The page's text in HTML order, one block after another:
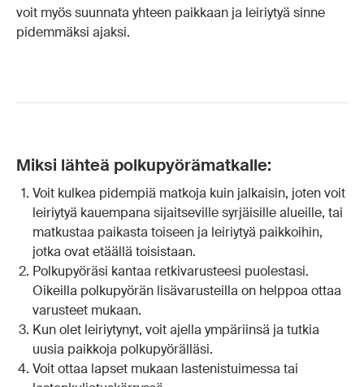
voit myös suunnata yhteen paikkaan ja leiriytyä sinne
pidemmäksi ajaksi.
Miksi lähteä polkupyörämatkalle:
Voit kulkea pidempiä matkoja kuin jalkaisin, joten voit
leiriytyä kauempana sijaitseville syrjäisille alueille, tai
matkustaa paikasta toiseen ja leiriytyä paikkoihin,
jotka ovat etäällä toisistaan.
Polkupyöräsi kantaa retkivarusteesi puolestasi.
Oikeilla polkupyörän lisävarusteilla on helppoa ottaa
varusteet mukaan.
Kun olet leiriytynyt, voit ajella ympäriinsä ja tutkia
uusia paikkoja polkupyörälläsi.
Voit ottaa lapset mukaan lastenistuimessa tai